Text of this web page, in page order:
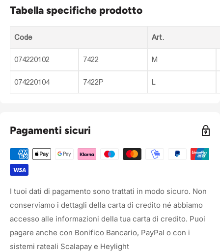
Tabella specifiche prodotto
Code Art.
074220102 7422 M
074220104 7422P L
Pagamenti sicuri
I tuoi dati di pagamento sono trattati in modo sicuro. Non
conserviamo i dettagli della carta di credito né abbiamo
accesso alle informazioni della tua carta di credito. Puoi
pagare anche con Bonifico Bancario, PayPal o con i
sistemi rateali Scalapay e Heylight